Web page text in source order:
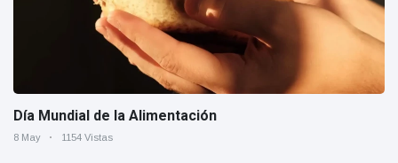
Día Mundial de la Alimentación
8 May 1154 Vistas